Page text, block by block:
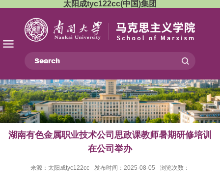
太阳成tyc122cc(中国)集团
湖南有色金属职业技术公司思政课教师暑期研修培训
在公司举办
来源：太阳成tyc122cc 发布时间：2025-08-05 浏览次数：